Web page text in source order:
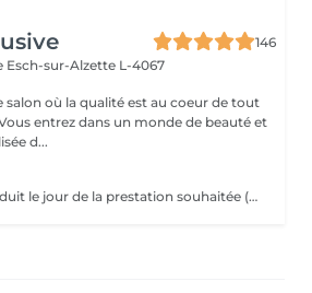
146
Esch-sur-Alzette L-4067
salon où la qualité est au coeur de tout
entrez dans un monde de beauté et
d...
Cette somme sera déduit le jour de la prestation souhaitée ( a valoir dans les 3 mois qui suivent la consultations)